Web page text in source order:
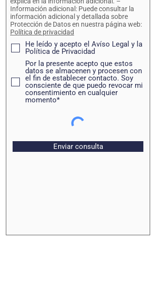
Información adicional: Puede consultar la
información adicional y detallada sobre
Protección de Datos en nuestra página web:
Política de privacidad​
He leído y acepto el Avíso Legal y la
Política de Privacidad
Por la presente acepto que estos
datos se almacenen y procesen con
el fin de establecer contacto. Soy
consciente de que puedo revocar mi
consentimiento en cualquier
momento*
Enviar consulta